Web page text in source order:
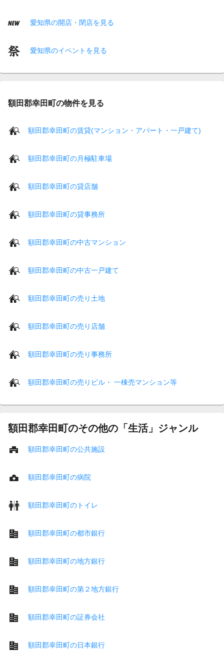
愛知県の開店・閉店を見る
愛知県のイベントを見る
額田郡幸田町の物件を見る
額田郡幸田町の賃貸(マンション・アパート・一戸建て)
額田郡幸田町の月極駐車場
額田郡幸田町の貸店舗
額田郡幸田町の貸事務所
額田郡幸田町の中古マンション
額田郡幸田町の中古一戸建て
額田郡幸田町の売り土地
額田郡幸田町の売り店舗
額田郡幸田町の売り事務所
額田郡幸田町の売りビル・ 一棟売マンション等
額田郡幸田町のその他の「生活」ジャンル
額田郡幸田町の公共施設
額田郡幸田町の病院
額田郡幸田町のトイレ
額田郡幸田町の都市銀行
額田郡幸田町の地方銀行
額田郡幸田町の第２地方銀行
額田郡幸田町の証券会社
額田郡幸田町の日本銀行